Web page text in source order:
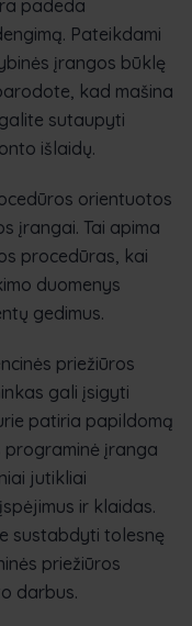
padeda
Pateikdami
įrangos būklę
kad mašina
sutaupyti
išlaidų.
orientuotos
įrangai. Tai apima
procedūras, kai
duomenys
gedimus.
priežiūros
gali įsigyti
patiria papildomą
programinė įranga
jutikliai
ir klaidas.
sustabdyti tolesnę
priežiūros
darbus.